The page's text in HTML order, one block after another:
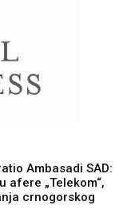
Ambasadi SAD:
afere „Telekom“,
crnogorskog